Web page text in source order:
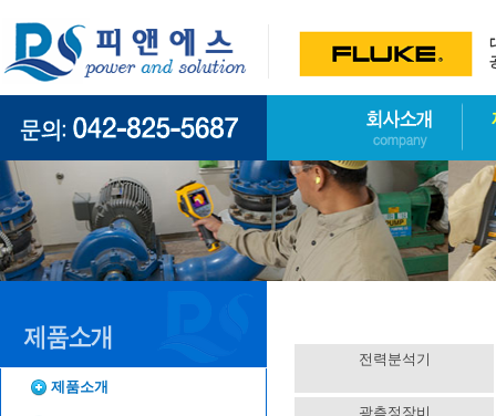
제품소개
전력분석기
광측정장비